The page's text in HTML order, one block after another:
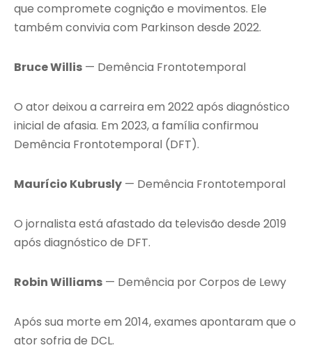
que compromete cognição e movimentos. Ele
também convivia com Parkinson desde 2022.
Bruce Willis — Demência Frontotemporal
O ator deixou a carreira em 2022 após diagnóstico
inicial de afasia. Em 2023, a família confirmou
Demência Frontotemporal (DFT).
Maurício Kubrusly — Demência Frontotemporal
O jornalista está afastado da televisão desde 2019
após diagnóstico de DFT.
Robin Williams — Demência por Corpos de Lewy
Após sua morte em 2014, exames apontaram que o
ator sofria de DCL.